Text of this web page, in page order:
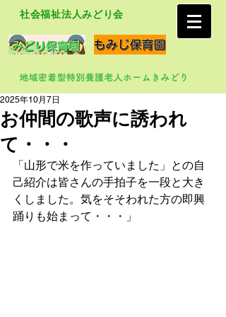
社会福祉法人みどり会
お仲間の歌声に誘われ
て・・・
2025年10月7日
「山形で米を作っていました」との自
己紹介は皆さんの手拍子を一段と大き
くしました。気をそそわれた方の即興
踊りも始まって・・・」